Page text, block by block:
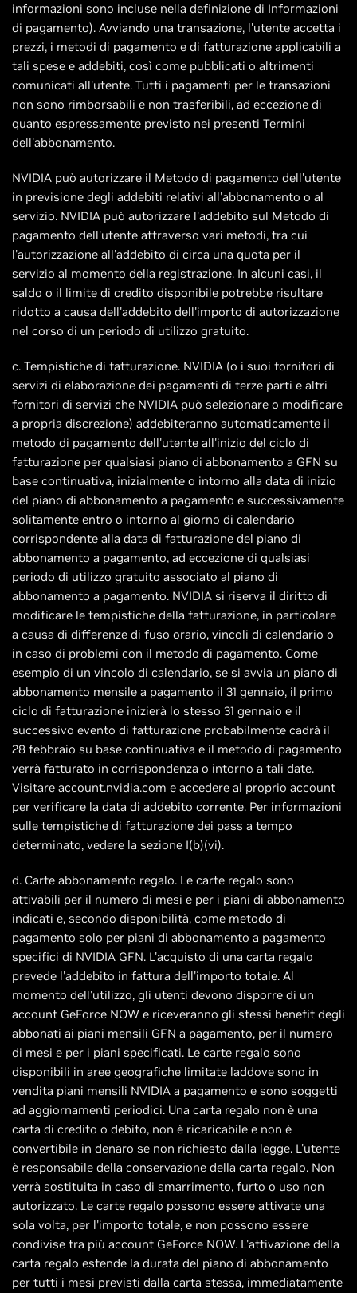
informazioni sono incluse nella definizione di Informazioni
di pagamento). Avviando una transazione, l'utente accetta i
prezzi, i metodi di pagamento e di fatturazione applicabili a
tali spese e addebiti, così come pubblicati o altrimenti
comunicati all'utente. Tutti i pagamenti per le transazioni
non sono rimborsabili e non trasferibili, ad eccezione di
quanto espressamente previsto nei presenti Termini
dell'abbonamento.
NVIDIA può autorizzare il Metodo di pagamento dell'utente
in previsione degli addebiti relativi all'abbonamento o al
servizio. NVIDIA può autorizzare l'addebito sul Metodo di
pagamento dell'utente attraverso vari metodi, tra cui
l'autorizzazione all'addebito di circa una quota per il
servizio al momento della registrazione. In alcuni casi, il
saldo o il limite di credito disponibile potrebbe risultare
ridotto a causa dell'addebito dell'importo di autorizzazione
nel corso di un periodo di utilizzo gratuito.
c. Tempistiche di fatturazione. NVIDIA (o i suoi fornitori di
servizi di elaborazione dei pagamenti di terze parti e altri
fornitori di servizi che NVIDIA può selezionare o modificare
a propria discrezione) addebiteranno automaticamente il
metodo di pagamento dell'utente all'inizio del ciclo di
fatturazione per qualsiasi piano di abbonamento a GFN su
base continuativa, inizialmente o intorno alla data di inizio
del piano di abbonamento a pagamento e successivamente
solitamente entro o intorno al giorno di calendario
corrispondente alla data di fatturazione del piano di
abbonamento a pagamento, ad eccezione di qualsiasi
periodo di utilizzo gratuito associato al piano di
abbonamento a pagamento. NVIDIA si riserva il diritto di
modificare le tempistiche della fatturazione, in particolare
a causa di differenze di fuso orario, vincoli di calendario o
in caso di problemi con il metodo di pagamento. Come
esempio di un vincolo di calendario, se si avvia un piano di
abbonamento mensile a pagamento il 31 gennaio, il primo
ciclo di fatturazione inizierà lo stesso 31 gennaio e il
successivo evento di fatturazione probabilmente cadrà il
28 febbraio su base continuativa e il metodo di pagamento
verrà fatturato in corrispondenza o intorno a tali date.
Visitare account.nvidia.com e accedere al proprio account
per verificare la data di addebito corrente. Per informazioni
sulle tempistiche di fatturazione dei pass a tempo
determinato, vedere la sezione I(b)(vi).
d. Carte abbonamento regalo. Le carte regalo sono
attivabili per il numero di mesi e per i piani di abbonamento
indicati e, secondo disponibilità, come metodo di
pagamento solo per piani di abbonamento a pagamento
specifici di NVIDIA GFN. L'acquisto di una carta regalo
prevede l'addebito in fattura dell'importo totale. Al
momento dell'utilizzo, gli utenti devono disporre di un
account GeForce NOW e riceveranno gli stessi benefit degli
abbonati ai piani mensili GFN a pagamento, per il numero
di mesi e per i piani specificati. Le carte regalo sono
disponibili in aree geografiche limitate laddove sono in
vendita piani mensili NVIDIA a pagamento e sono soggetti
ad aggiornamenti periodici. Una carta regalo non è una
carta di credito o debito, non è ricaricabile e non è
convertibile in denaro se non richiesto dalla legge. L'utente
è responsabile della conservazione della carta regalo. Non
verrà sostituita in caso di smarrimento, furto o uso non
autorizzato. Le carte regalo possono essere attivate una
sola volta, per l'importo totale, e non possono essere
condivise tra più account GeForce NOW. L'attivazione della
carta regalo estende la durata del piano di abbonamento
per tutti i mesi previsti dalla carta stessa, immediatamente